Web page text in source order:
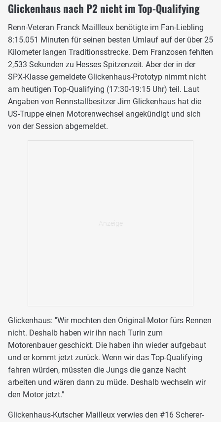
Glickenhaus nach P2 nicht im Top-Qualifying
Renn-Veteran Franck Maillleux benötigte im Fan-Liebling
8:15.051 Minuten für seinen besten Umlauf auf der über 25
Kilometer langen Traditionsstrecke. Dem Franzosen fehlten
2,533 Sekunden zu Hesses Spitzenzeit. Aber der in der
SPX-Klasse gemeldete Glickenhaus-Prototyp nimmt nicht
am heutigen Top-Qualifying (17:30-19:15 Uhr) teil. Laut
Angaben von Rennstallbesitzer Jim Glickenhaus hat die
US-Truppe einen Motorenwechsel angekündigt und sich
von der Session abgemeldet.
Glickenhaus: "Wir mochten den Original-Motor fürs Rennen
nicht. Deshalb haben wir ihn nach Turin zum
Motorenbauer geschickt. Die haben ihn wieder aufgebaut
und er kommt jetzt zurück. Wenn wir das Top-Qualifying
fahren würden, müssten die Jungs die ganze Nacht
arbeiten und wären dann zu müde. Deshalb wechseln wir
den Motor jetzt."
Glickenhaus-Kutscher Mailleux verwies den #16 Scherer-